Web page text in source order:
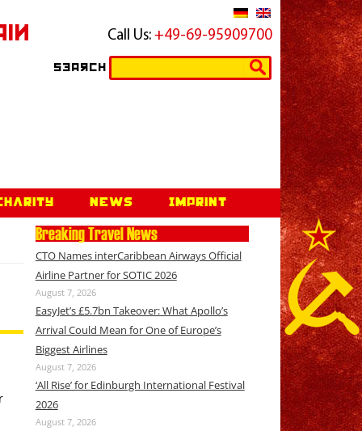
Call Us: +49-69-95909700
Search
Search
News Imprint
Breaking Travel News
CTO Names interCaribbean Airways Official
Airline Partner for SOTIC 2026
August 7, 2026
EasyJet’s £5.7bn Takeover: What Apollo’s
Arrival Could Mean for One of Europe’s
Biggest Airlines
August 7, 2026
‘All Rise’ for Edinburgh International Festival
2026
August 7, 2026